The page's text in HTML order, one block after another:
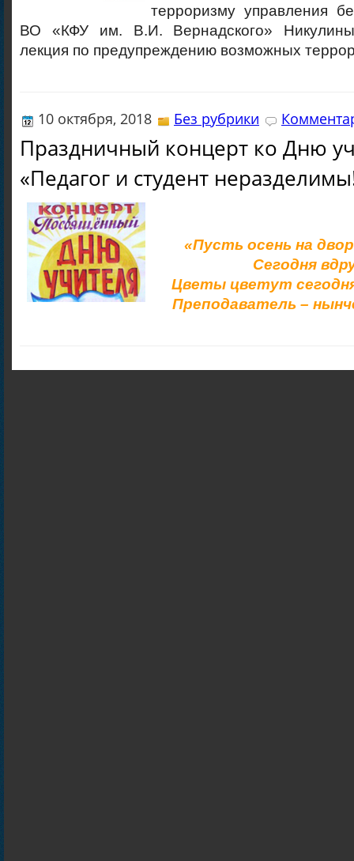
терроризму управления
ВО «КФУ им. В.И. Вернадского»
лекция по предупреждению возможных
10 октября, 2018 Без рубрики
Праздничный концерт ко Дню
«Педагог и студент
«Пусть осень на
Сегодня
Цветы цветут
Преподаватель –